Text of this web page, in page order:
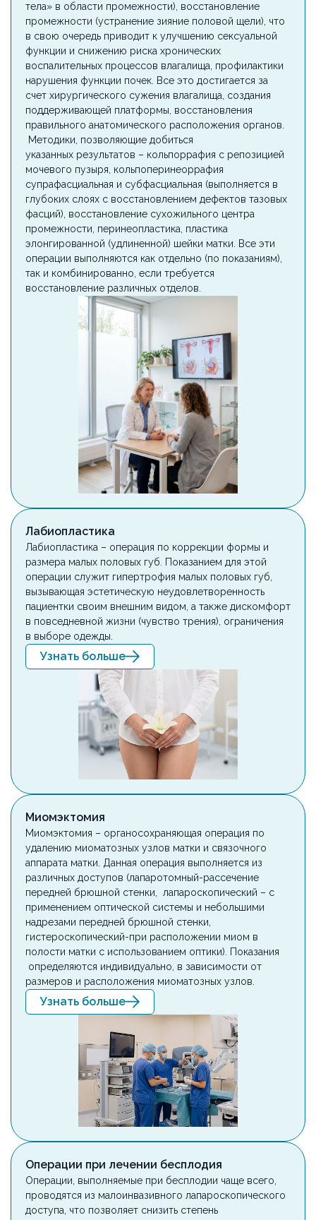
тела» в области промежности), восстановление
промежности (устранение зияние половой щели), что
в свою очередь приводит к улучшению сексуальной
функции и снижению риска хронических
воспалительных процессов влагалища, профилактики
нарушения функции почек. Все это достигается за
счет хирургического сужения влагалища, создания
поддерживающей платформы, восстановления
правильного анатомического расположения органов.
Методики, позволяющие добиться
указанных результатов – кольпоррафия с репозицией
мочевого пузыря, кольпоперинеоррафия
супрафасциальная и субфасциальная (выполняется в
глубоких слоях с восстановлением дефектов тазовых
фасций), восстановление сухожильного центра
промежности, перинеопластика, пластика
элонгированной (удлиненной) шейки матки. Все эти
операции выполняются как отдельно (по показаниям),
так и комбинированно, если требуется
восстановление различных отделов.
Лабиопластика
Лабиопластика – операция по коррекции формы и
размера малых половых губ. Показанием для этой
операции служит гипертрофия малых половых губ,
вызывающая эстетическую неудовлетворенность
пациентки своим внешним видом, а также дискомфорт
в повседневной жизни (чувство трения), ограничения
в выборе одежды.
Узнать больше
Миомэктомия
Миомэктомия – органосохраняющая операция по
удалению миоматозных узлов матки и связочного
аппарата матки. Данная операция выполняется из
различных доступов (лапаротомный-рассечение
передней брюшной стенки, лапароскопический – с
применением оптической системы и небольшими
надрезами передней брюшной стенки,
гистероскопический-при расположении миом в
полости матки с использованием оптики). Показания
определяются индивидуально, в зависимости от
размеров и расположения миоматозных узлов.
Узнать больше
Операции при лечении бесплодия
Операции, выполняемые при бесплодии чаще всего,
проводятся из малоинвазивного лапароскопического
доступа, что позволяет снизить степень